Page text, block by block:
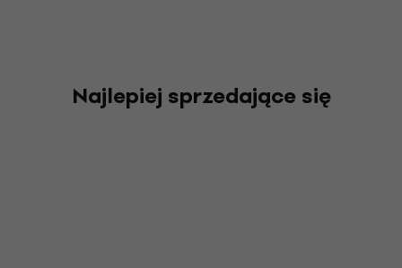
Najlepiej sprzedające się